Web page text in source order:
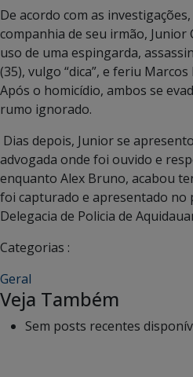
De acordo com as
companhia de seu irmão, Junior
uso de uma espingarda,
(35), vulgo “dica”, e feriu
Após o homicídio, ambos se
rumo ignorado.
Dias depois, Junior se
advogada onde foi ouvido e
enquanto Alex Bruno, acabou
foi capturado e apresentado no
Delegacia de Policia de
Categorias :
Geral
Veja Também
Sem posts recentes